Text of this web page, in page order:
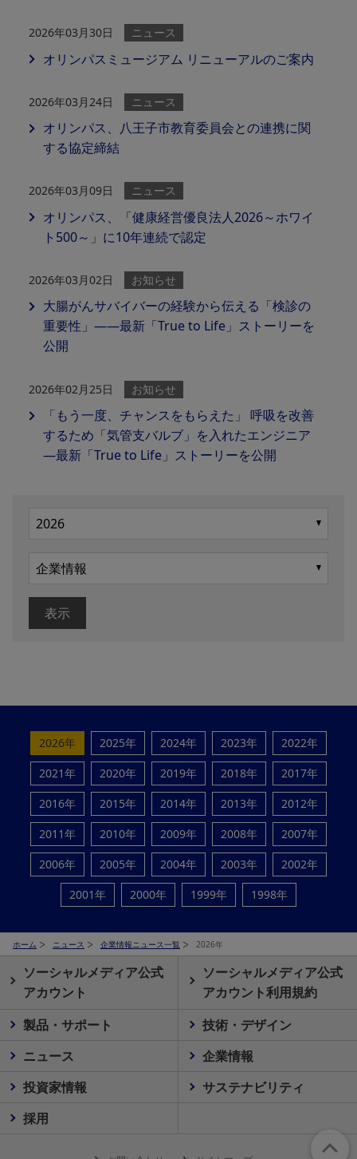
2026年03月30日 ニュース
オリンパスミュージアム リニューアルのご案内
2026年03月24日 ニュース
オリンパス、八王子市教育委員会との連携に関
する協定締結
2026年03月09日 ニュース
オリンパス、「健康経営優良法人2026～ホワイ
ト500～」に10年連続で認定
2026年03月02日 お知らせ
大腸がんサバイバーの経験から伝える「検診の
重要性」——最新「True to Life」ストーリーを
公開
2026年02月25日 お知らせ
「もう一度、チャンスをもらえた」 呼吸を改善
するため「気管支バルブ」を入れたエンジニア
―最新「True to Life」ストーリーを公開
表示
2026年 2025年 2024年 2023年
2022年
2021年
2020年 2019年 2018年
2017年
2016年
2015年 2014年 2013年
2012年
2011年
2010年 2009年 2008年
2007年
2006年
2005年 2004年 2003年
2002年
2001年
2000年 1999年 1998年
ホーム ニュース 企業情報ニュース一覧 2026年
ソーシャルメディア公式
アカウント
ソーシャルメディア公式
アカウント利用規約
製品・サポート
技術・デザイン
ニュース
企業情報
投資家情報
サステナビリティ
採用